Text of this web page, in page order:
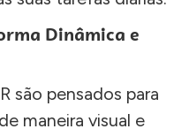
Dinâmica e
são pensados para
maneira visual e